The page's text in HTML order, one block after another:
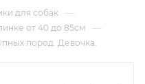
для собак —
от 40 до 85см —
пород. Девочка.